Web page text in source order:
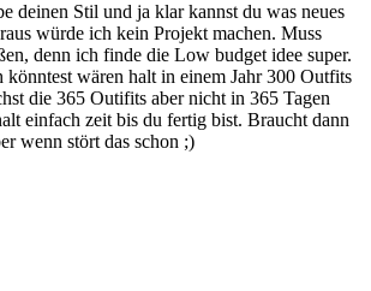
deinen Stil und ja klar kannst du was neues
würde ich kein Projekt machen. Muss
denn ich finde die Low budget idee super.
könntest wären halt in einem Jahr 300 Outfits
die 365 Outifits aber nicht in 365 Tagen
einfach zeit bis du fertig bist. Braucht dann
wenn stört das schon ;)